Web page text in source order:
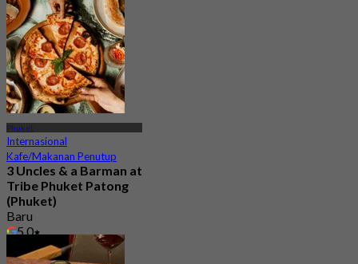
Phuket
Internasional
Kafe/Makanan Penutup
3 Uncles & a Barman at
Tribe Phuket Patong
(Phuket)
Baru
5.0
฿ 599